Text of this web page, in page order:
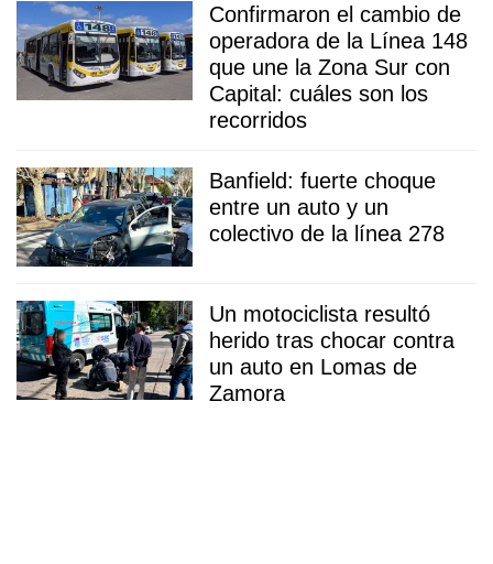
Confirmaron el cambio de
operadora de la Línea 148
que une la Zona Sur con
Capital: cuáles son los
recorridos
Banfield: fuerte choque
entre un auto y un
colectivo de la línea 278
Un motociclista resultó
herido tras chocar contra
un auto en Lomas de
Zamora